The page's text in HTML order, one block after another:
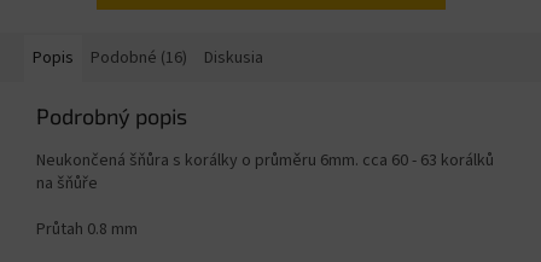
Popis Podobné (16) Diskusia
Podrobný popis
Neukončená šňůra s korálky o průměru 6mm. cca 60 - 63 korálků
na šňůře
Průtah 0.8 mm